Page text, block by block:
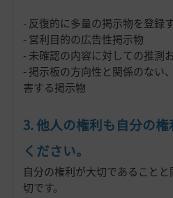
- 反復的に多量の掲示物を登録
- 営利目的の広告性掲示物
- 未確認の内容に対しての推測
- 掲示板の方向性と関係のない
害する掲示物
3. 他人の権利も自分の
ください。
自分の権利が大切であること
切です。